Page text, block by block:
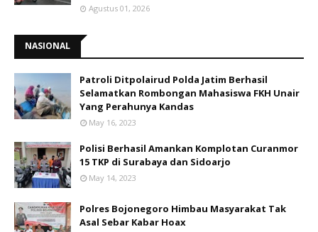
Agustus 01, 2026
NASIONAL
Patroli Ditpolairud Polda Jatim Berhasil
Selamatkan Rombongan Mahasiswa FKH Unair
Yang Perahunya Kandas
May 16, 2023
Polisi Berhasil Amankan Komplotan Curanmor
15 TKP di Surabaya dan Sidoarjo
May 14, 2023
Polres Bojonegoro Himbau Masyarakat Tak
Asal Sebar Kabar Hoax